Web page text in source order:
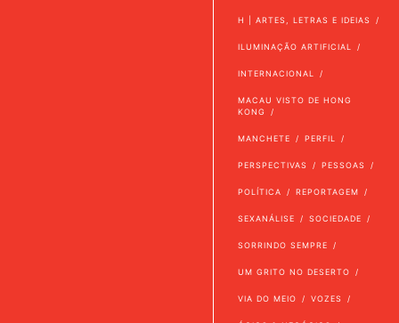
H | ARTES, LETRAS E IDEIAS
ILUMINAÇÃO ARTIFICIAL
INTERNACIONAL
MACAU VISTO DE HONG
KONG
MANCHETE PERFIL
PERSPECTIVAS PESSOAS
POLÍTICA REPORTAGEM
SEXANÁLISE SOCIEDADE
SORRINDO SEMPRE
UM GRITO NO DESERTO
VIA DO MEIO VOZES